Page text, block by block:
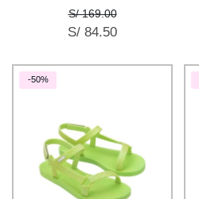
S/ 169.00
S/ 84.50
-50%